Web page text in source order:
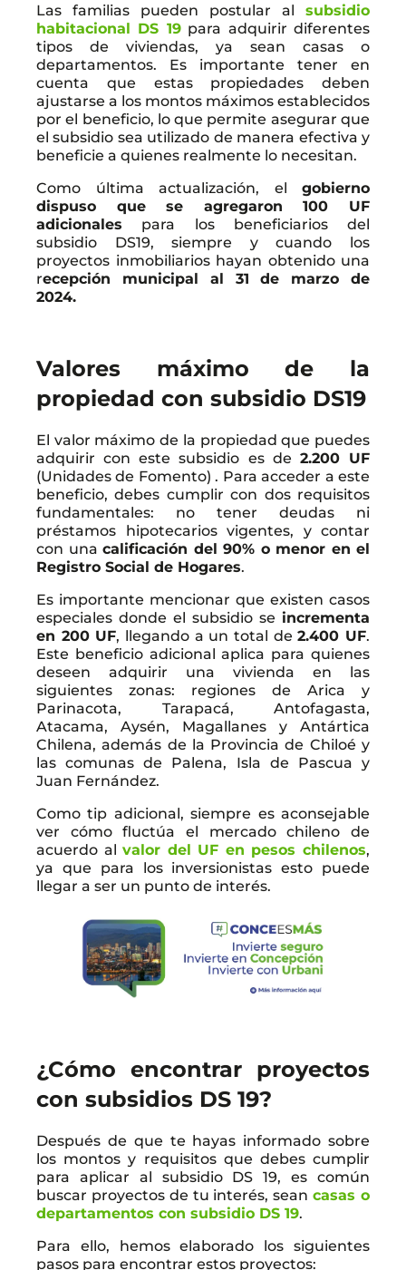
Las familias pueden postular al subsidio
habitacional DS 19para adquirir diferentes
tipos de viviendas, ya sean casas o
departamentos. Es importante tener en
cuenta que estas propiedades deben
ajustarse a los montos máximos establecidos
por el beneficio, lo que permite asegurar que
el subsidio sea utilizado de manera efectiva y
beneficie a quienes realmente lo necesitan.
Como última actualización, el gobierno
dispuso que se agregaron 100 UF
adicionales para los beneficiarios del
subsidio DS19, siempre y cuando los
proyectos inmobiliarios hayan obtenido una
recepción municipal al 31 de marzo de
2024.
Valores máximo de la
propiedad con subsidio DS19
El valor máximo de la propiedad que puedes
adquirir con este subsidio es de 2.200 UF
(Unidades de Fomento) . Para acceder a este
beneficio, debes cumplir con dos requisitos
fundamentales: no tener deudas ni
préstamos hipotecarios vigentes, y contar
con una calificación del 90% o menor en el
Registro Social de Hogares.
Es importante mencionar que existen casos
especiales donde el subsidio se incrementa
en 200 UF, llegando a un total de2.400 UF.
Este beneficio adicional aplica para quienes
deseen adquirir una vivienda en las
siguientes zonas: regiones de Arica y
Parinacota, Tarapacá, Antofagasta,
Atacama, Aysén, Magallanes y Antártica
Chilena, además de la Provincia de Chiloé y
las comunas de Palena, Isla de Pascua y
Juan Fernández.
Como tip adicional, siempre es aconsejable
ver cómo fluctúa el mercado chileno de
acuerdo alvalor del UF en pesos chilenos,
ya que para los inversionistas esto puede
llegar a ser un punto de interés.
¿Cómo encontrar proyectos
con subsidios DS 19?
Después de que te hayas informado sobre
los montos y requisitos que debes cumplir
para aplicar al subsidio DS 19, es común
buscar proyectos de tu interés, seancasas o
departamentos con subsidio DS 19.
Para ello, hemos elaborado los siguientes
pasos para encontrar estos proyectos: